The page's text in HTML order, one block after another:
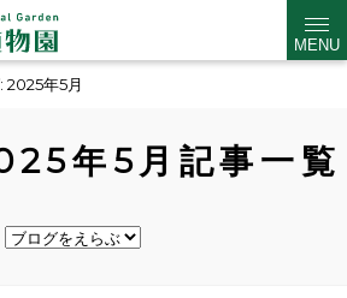
MENU
2025年5月
年5月記事一覧